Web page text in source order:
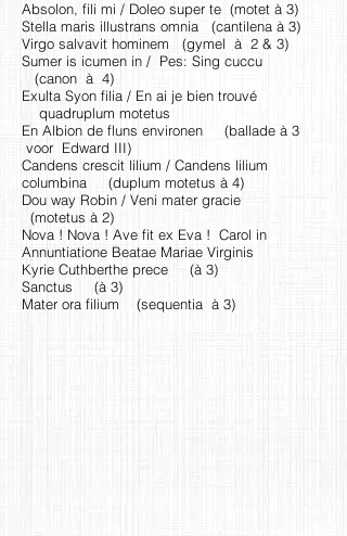
Absolon, fili mi / Doleo super te (motet à 3)
Stella maris illustrans omnia (cantilena à 3)
Virgo salvavit hominem (gymel à 2 & 3)
Sumer is icumen in / Pes: Sing cuccu
(canon à 4)
Exulta Syon filia / En ai je bien trouvé
quadruplum motetus
En Albion de fluns environen (ballade à 3
voor Edward III)
Candens crescit lilium / Candens lilium
columbina (duplum motetus à 4)
Dou way Robin / Veni mater gracie
(motetus à 2)
Nova ! Nova ! Ave fit ex Eva ! Carol in
Annuntiatione Beatae Mariae Virginis
Kyrie Cuthberthe prece (à 3)
Sanctus (à 3)
Mater ora filium (sequentia à 3)